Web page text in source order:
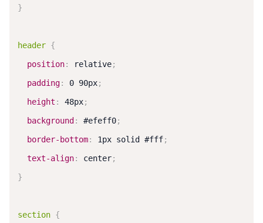
}
header {
position: relative;
padding: 0 90px;
height : 48px;
background: #efeff0;
border-bottom: 1px solid #fff;
text-align: center;
}
section {